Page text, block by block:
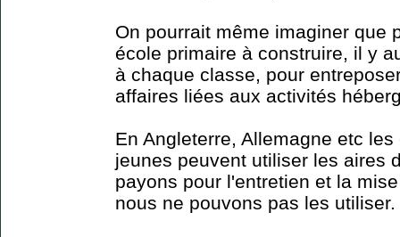
On pourrait même imaginer que
école primaire à construire, il y
à chaque classe, pour
affaires liées aux activités
En Angleterre, Allemagne etc
jeunes peuvent utiliser les aires
payons pour l'entretien et la
nous ne pouvons pas les utiliser.